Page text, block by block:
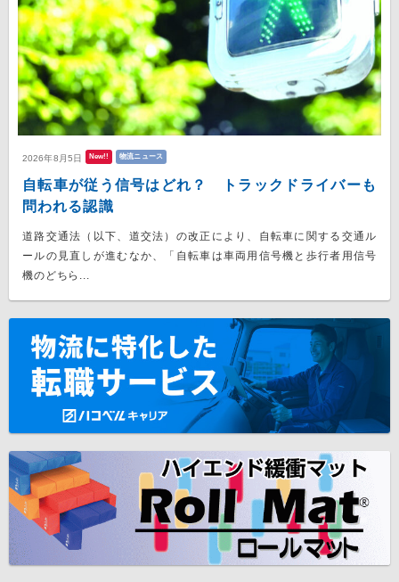
2026年8月5日 New!! 物流ニュース
自転車が従う信号はどれ？ トラックドライバーも
問われる認識
道路交通法（以下、道交法）の改正により、自転車に関する交通ル
ールの見直しが進むなか、「自転車は車両用信号機と歩行者用信号
機のどちら...